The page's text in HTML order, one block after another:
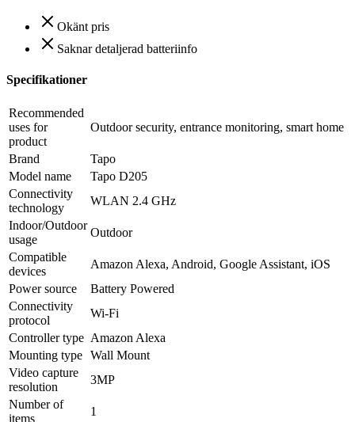
Okänt pris
Saknar detaljerad batteriinfo
Specifikationer
Recommended
uses for
product
Outdoor security, entrance monitoring, smart home
Brand
Tapo
Model name
Tapo D205
Connectivity
technology
WLAN 2.4 GHz
Indoor/Outdoor
usage
Outdoor
Compatible
devices
Amazon Alexa, Android, Google Assistant, iOS
Power source
Battery Powered
Connectivity
protocol
Wi-Fi
Controller type Amazon Alexa
Mounting type ‎Wall Mount
Video capture
resolution
‎3MP
Number of
items
‎1